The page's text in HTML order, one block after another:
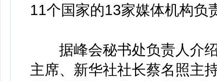
11个国家的13家媒体机构负
据峰会秘书处负责人介绍
主席、新华社社长蔡名照主